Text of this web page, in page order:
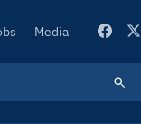
Media